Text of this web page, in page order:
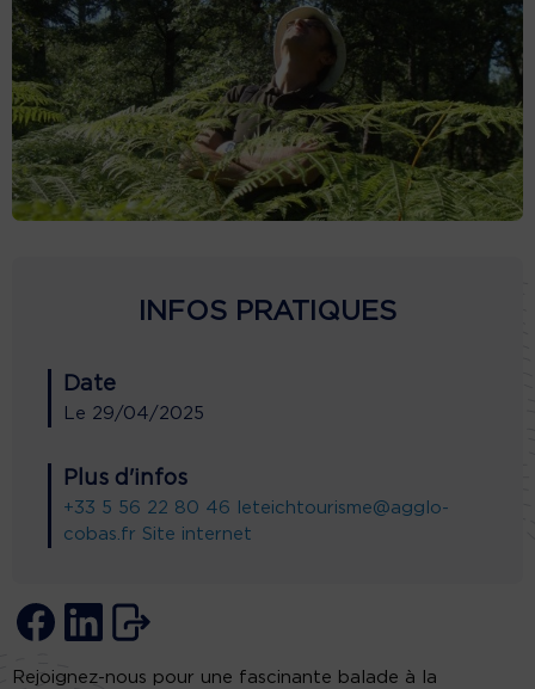
INFOS PRATIQUES
Date
Le 29/04/2025
Plus d'infos
+33 5 56 22 80 46
leteichtourisme@agglo-
cobas.fr Site internet
Rejoignez-nous pour une fascinante balade à la